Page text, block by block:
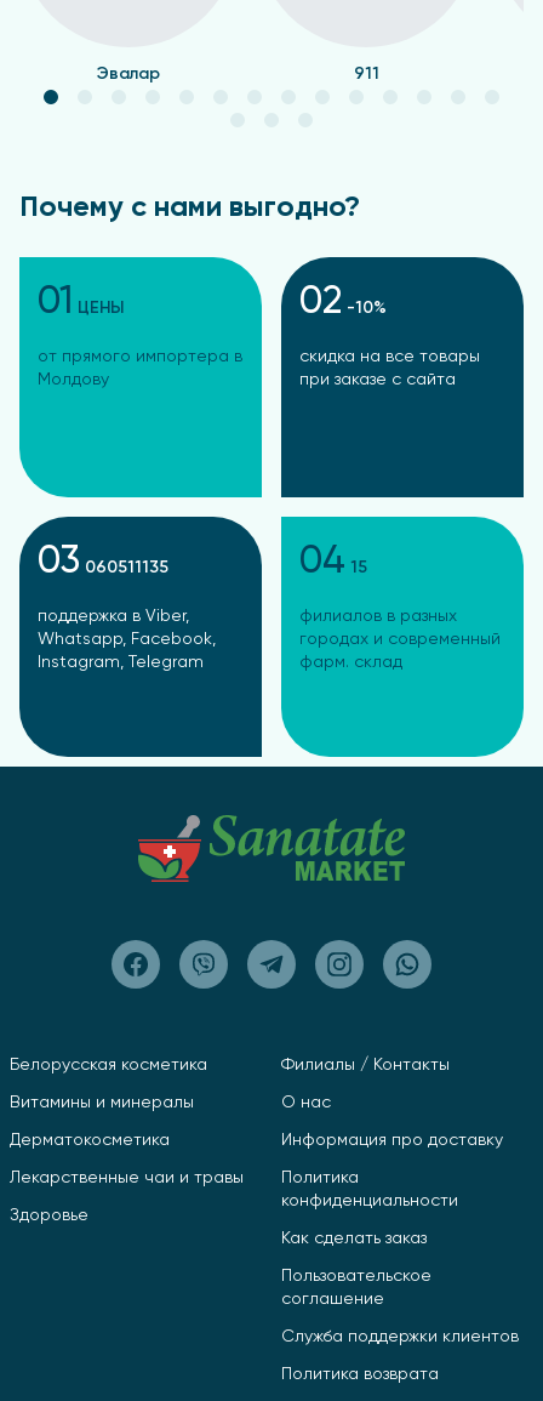
Эвалар 911
Почему с нами выгодно?
01 ЦЕНЫ
от прямого импортера в
Молдову
02 -10%
скидка на все товары
при заказе с сайта
03 060511135
поддержка в Viber,
Whatsapp, Facebook,
Instagram, Telegram
04 15
филиалов в разных
городах и современный
фарм. склад
Белорусская косметика
Витамины и минералы
Дерматокосметика
Лекарственные чаи и травы
Здоровье
Филиалы / Контакты
О нас
Информация про доставку
Политика
конфиденциальности
Как сделать заказ
Пользовательское
соглашение
Служба поддержки клиентов
Политика возврата